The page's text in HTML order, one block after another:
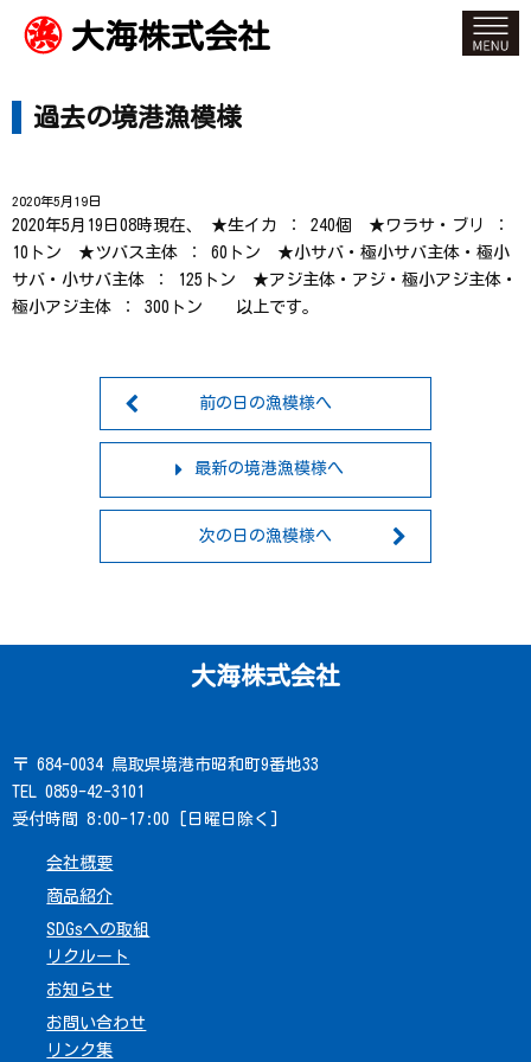
大海株式会社
過去の境港漁模様
2020年5月19日
2020年5月19日08時現在、 ★生イカ ： 240個 ★ワラサ・ブリ ：
10トン ★ツバス主体 ： 60トン ★小サバ・極小サバ主体・極小
サバ・小サバ主体 ： 125トン ★アジ主体・アジ・極小アジ主体・
極小アジ主体 ： 300トン 以上です。
前の日の漁模様へ
最新の境港漁模様へ
次の日の漁模様へ
大海株式会社
〒 684-0034 鳥取県境港市昭和町9番地33
TEL 0859-42-3101
受付時間 8:00-17:00 [日曜日除く]
会社概要
商品紹介
SDGsへの取組
リクルート
お知らせ
お問い合わせ
リンク集